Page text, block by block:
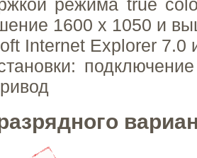
1600 х 1050 и
Internet Explorer